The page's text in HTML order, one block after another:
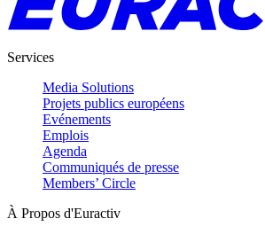
Services
Media Solutions
Projets publics européens
Evénements
Emplois
Agenda
Communiqués de presse
Members’ Circle
À Propos d'Euractiv